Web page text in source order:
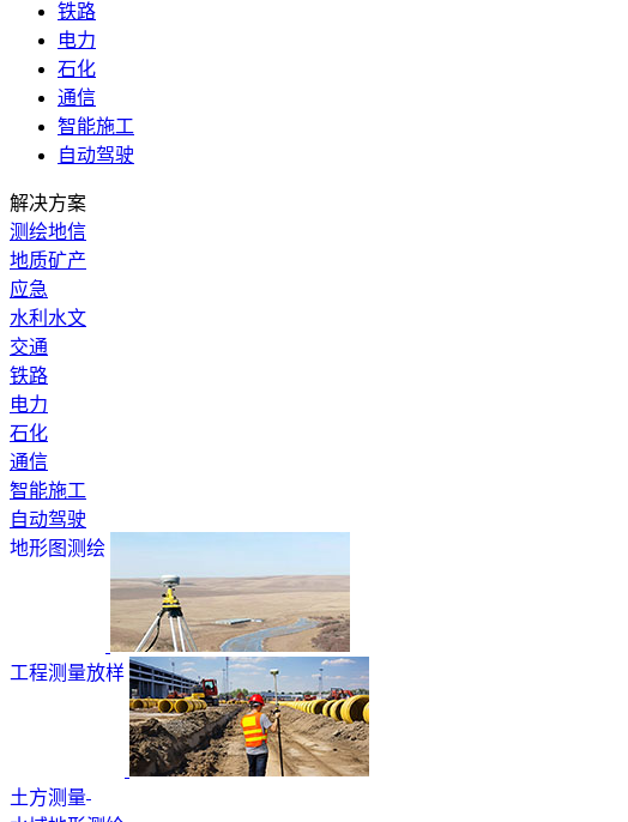
铁路
电力
石化
通信
智能施工
自动驾驶
解决方案
测绘地信
地质矿产
应急
水利水文
交通
铁路
电力
石化
通信
智能施工
自动驾驶
地形图测绘
工程测量放样
土方测量